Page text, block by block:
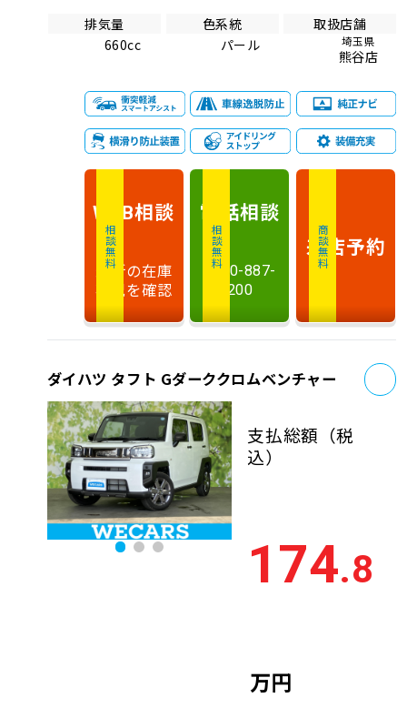
排気量
660cc
色系統
パール
取扱店舗
埼玉県
熊谷店
相談無料
WEB相談
最新の在庫
状況を確認
相談無料
電話相談
0120-887-
200
商談無料
来店予約
ダイハツ タフト Gダーククロムベンチャー
支払総額 （税
込）
174.8
万円